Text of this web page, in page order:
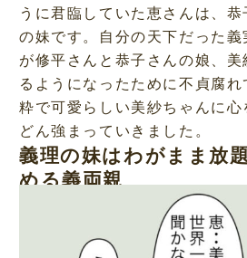
うに君臨していた恵さんは、
の妹です。自分の天下だった
が修平さんと恭子さんの娘、
るようになったために不貞腐
粋で可愛らしい美紗ちゃんに
どん強まっていきました。
義理の妹はわがまま放
める義両親